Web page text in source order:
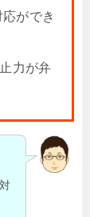
ができ
力が弁